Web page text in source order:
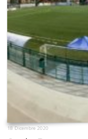
18 Dicembre 2020